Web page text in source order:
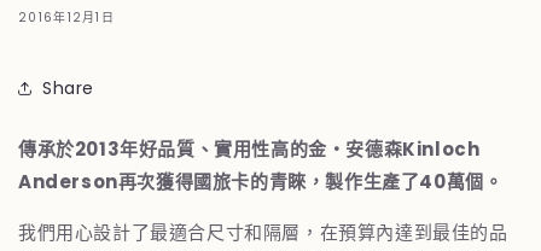
2016年12月1日
Share
傳承於2013年好品質、實用性高的金‧安德森Kinloch
Anderson再次獲得國旅卡的青睞，製作生產了40萬個。
我們用心設計了最適合尺寸和隔層，在預算內達到最佳的品